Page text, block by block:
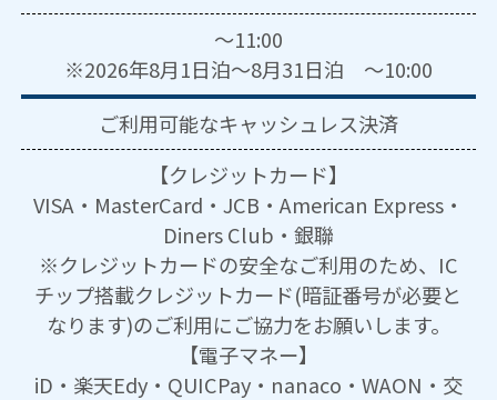
～11:00
※2026年8月1日泊～8月31日泊 ～10:00
ご利用可能なキャッシュレス決済
【クレジットカード】
VISA・MasterCard・JCB・American Express・
Diners Club・銀聯
※クレジットカードの安全なご利用のため、IC
チップ搭載クレジットカード(暗証番号が必要と
なります)のご利用にご協力をお願いします。
【電子マネー】
iD・楽天Edy・QUICPay・nanaco・WAON・交